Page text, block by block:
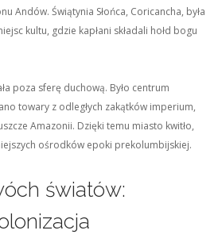
Andów. Świątynia Słońca, Coricancha, była
kultu, gdzie kapłani składali hołd bogu
poza sferę duchową. Było centrum
towary z odległych zakątków imperium,
Amazonii. Dzięki temu miasto kwitło,
ośrodków epoki prekolumbijskiej.
światów: